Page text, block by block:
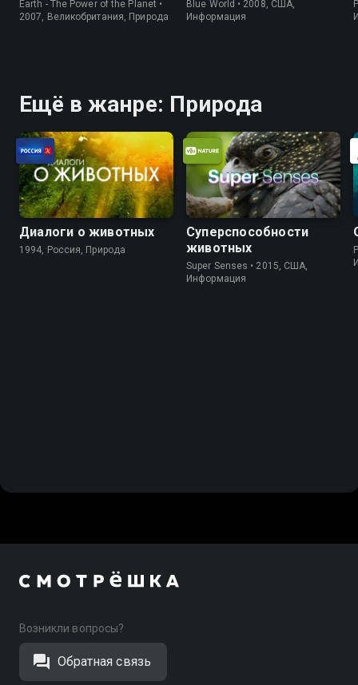
Earth - The Power of the Planet •
2007, Великобритания, Природа
Blue World • 2008, США,
Информация
Ещё в жанре: Природа
Диалоги о животных
1994, Россия, Природа
Суперспособности
животных
Super Senses • 2015, США,
Информация
Возникли вопросы?
Обратная связь